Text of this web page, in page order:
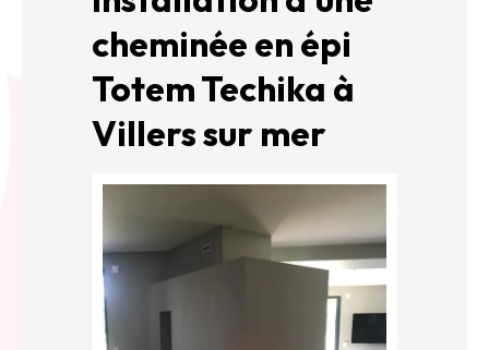
cheminée en épi
Totem Techika à
Villers sur mer